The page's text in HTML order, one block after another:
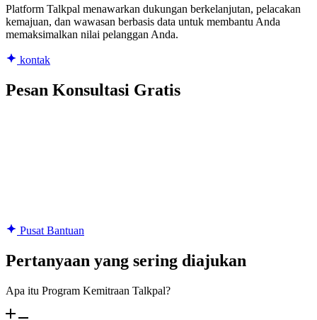
Platform Talkpal menawarkan dukungan berkelanjutan, pelacakan
kemajuan, dan wawasan berbasis data untuk membantu Anda
memaksimalkan nilai pelanggan Anda.
kontak
Pesan Konsultasi Gratis
Pusat Bantuan
Pertanyaan yang sering diajukan
Apa itu Program Kemitraan Talkpal?